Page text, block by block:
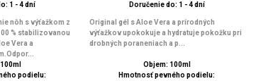
1 - 4 dní
nôh s výťažkom z
% stabilizovanou
Vera a
podielu:
Doručenie do: 1 - 4 dní
Original gél s Aloe Vera a prírodných
výťažkov upokokuje a hydratuje pokožku pri
drobných poraneniach a p...
Objem: 100ml
Hmotnosť pevného podielu: